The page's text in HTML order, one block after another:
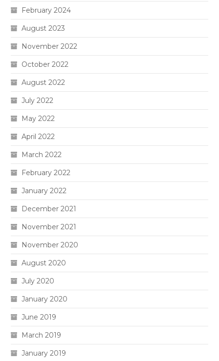
February 2024
August 2023
November 2022
October 2022
August 2022
July 2022
May 2022
April 2022
March 2022
February 2022
January 2022
December 2021
November 2021
November 2020
August 2020
July 2020
January 2020
June 2019
March 2019
January 2019